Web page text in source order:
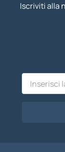
Iscriviti alla